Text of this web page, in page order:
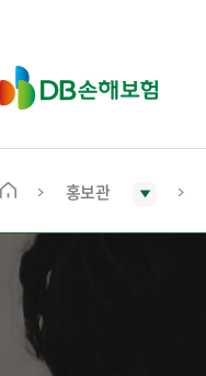
D
B
보
메
홍보관